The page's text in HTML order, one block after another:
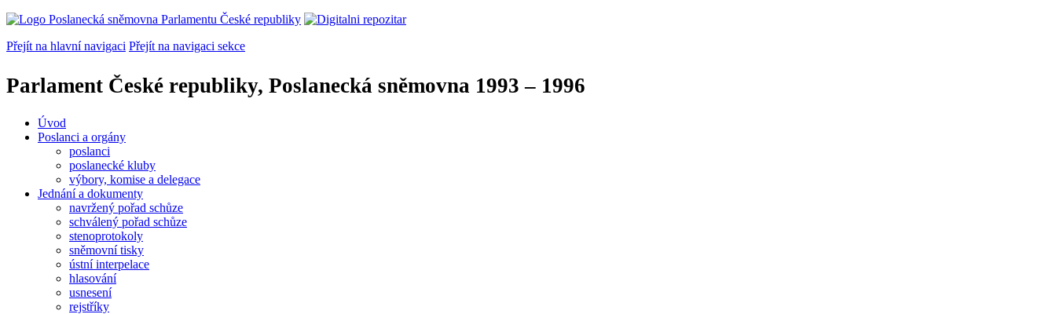
Přejít na hlavní navigaci Přejít na navigaci sekce
Parlament České republiky, Poslanecká sněmovna 1993 – 1996
Úvod
Poslanci a orgány
poslanci
poslanecké kluby
výbory, komise a delegace
Jednání a dokumenty
navržený pořad schůze
schválený pořad schůze
stenoprotokoly
sněmovní tisky
ústní interpelace
hlasování
usnesení
rejstříky